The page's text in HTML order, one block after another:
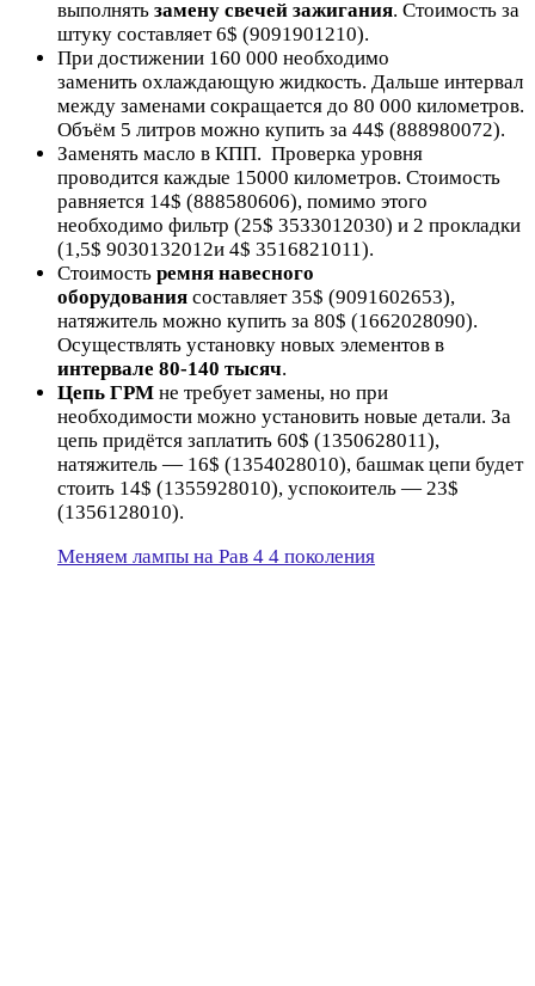
выполнять замену свечей зажигания. Стоимость за
штуку составляет 6$ (9091901210).
При достижении 160 000 необходимо
заменить охлаждающую жидкость. Дальше интервал
между заменами сокращается до 80 000 километров.
Объём 5 литров можно купить за 44$ (888980072).
Заменять масло в КПП. Проверка уровня
проводится каждые 15000 километров. Стоимость
равняется 14$ (888580606), помимо этого
необходимо фильтр (25$ 3533012030) и 2 прокладки
(1,5$ 9030132012и 4$ 3516821011).
Стоимость ремня навесного
оборудования составляет 35$ (9091602653),
натяжитель можно купить за 80$ (1662028090).
Осуществлять установку новых элементов в
интервале 80-140 тысяч.
Цепь ГРМ не требует замены, но при
необходимости можно установить новые детали. За
цепь придётся заплатить 60$ (1350628011),
натяжитель — 16$ (1354028010), башмак цепи будет
стоить 14$ (1355928010), успокоитель — 23$
(1356128010).
Меняем лампы на Рав 4 4 поколения